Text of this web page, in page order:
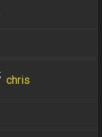
chris